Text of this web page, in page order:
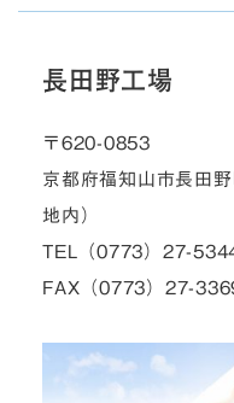
長田野工場
〒620-0853
京都府福知山市長田
地内）
TEL（0773）27-
FAX（0773）27-